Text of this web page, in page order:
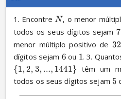
1. Encontre N, o menor
todos os seus dígitos sejam 7
menor múltiplo positivo de 32
dígitos sejam 6 ou 1
{1, 2, 3, ..., 1441} têm um
todos os seus dígitos sejam 5